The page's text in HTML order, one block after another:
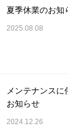
夏季休業のお知
2025.08.08
メンテナンスに
お知らせ
2024.12.26